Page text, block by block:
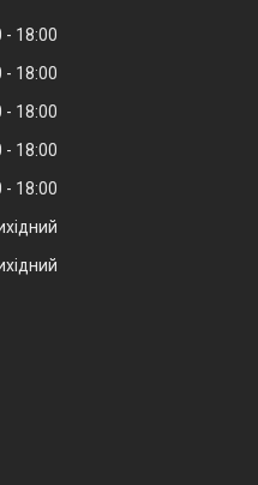
18:00
18:00
18:00
18:00
18:00